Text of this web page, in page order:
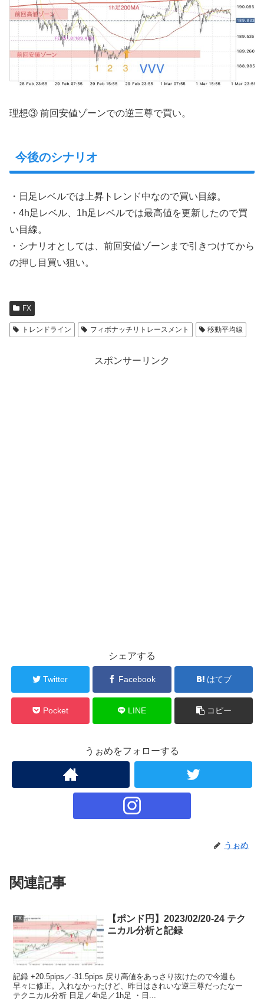
理想③ 前回安値ゾーンでの逆三尊で買い。
今後のシナリオ
・日足レベルでは上昇トレンド中なので買い目線。
・4h足レベル、1h足レベルでは最高値を更新したので買
い目線。
・シナリオとしては、前回安値ゾーンまで引きつけてから
の押し目買い狙い。
FX
トレンドライン フィボナッチリトレースメント 移動平均線
スポンサーリンク
シェアする
Twitter Facebook はてブ
Pocket LINE コピー
うぉめをフォローする
うぉめ
関連記事
FX
【ポンド円】2023/02/20-24 テク
ニカル分析と記録
記録 +20.5pips／-31.5pips 戻り高値をあっさり抜けたので今週も
早々に修正。入れなかったけど、昨日はきれいな逆三尊だったなー
テクニカル分析 日足／4h足／1h足 ・日...